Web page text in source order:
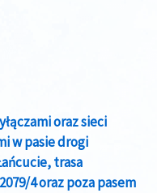
oraz sieci
w pasie drogi
trasa
4 oraz poza pasem